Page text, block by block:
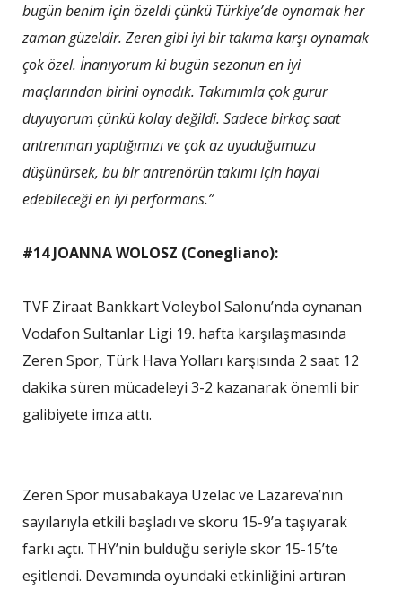
bugün benim için özeldi çünkü Türkiye’de oynamak her
zaman güzeldir. Zeren gibi iyi bir takıma karşı oynamak
çok özel. İnanıyorum ki bugün sezonun en iyi
maçlarından birini oynadık. Takımımla çok gurur
duyuyorum çünkü kolay değildi. Sadece birkaç saat
antrenman yaptığımızı ve çok az uyuduğumuzu
düşünürsek, bu bir antrenörün takımı için hayal
edebileceği en iyi performans.”
#14 JOANNA WOLOSZ (Conegliano):
TVF Ziraat Bankkart Voleybol Salonu’nda oynanan
Vodafon Sultanlar Ligi 19. hafta karşılaşmasında
Zeren Spor, Türk Hava Yolları karşısında 2 saat 12
dakika süren mücadeleyi 3-2 kazanarak önemli bir
galibiyete imza attı.
Zeren Spor müsabakaya Uzelac ve Lazareva’nın
sayılarıyla etkili başladı ve skoru 15-9’a taşıyarak
farkı açtı. THY’nin bulduğu seriyle skor 15-15’te
eşitlendi. Devamında oyundaki etkinliğini artıran